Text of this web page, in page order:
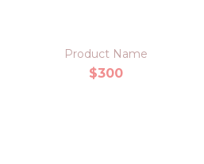
Product Name
$300